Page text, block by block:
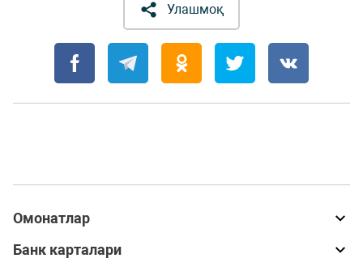
Улашмоқ
Омонатлар
Банк карталари